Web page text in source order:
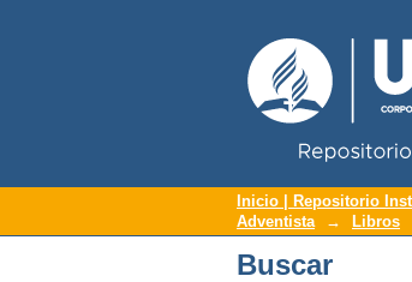
Buscar
Inicio | Repositorio
Adventista
→ Libros
Buscar